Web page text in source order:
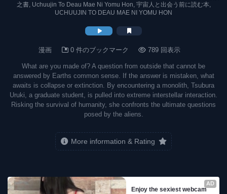
之書, Uchuujin To Deau Mae Ni Yomu Hon, 宇宙人と出会う前に読む本,
UCHUUJIN TO DEAU MAE NI YOMU HON
漫画 0 件のブックマーク 789 回表示
What are you made of? A question from outside that cannot be
answered by Earths common sense. If the answer is mistaken, what
awaits is collapse or extinction. By encountering a monolith, Tsubura
Uruki, a graduate student, is pulled into extreme interstellar interaction.
Risking the survival of humanity, she confronts the ultimate questions
posed by the aliens.
More information & Rating
AD
Enjoy the sexiest webcam